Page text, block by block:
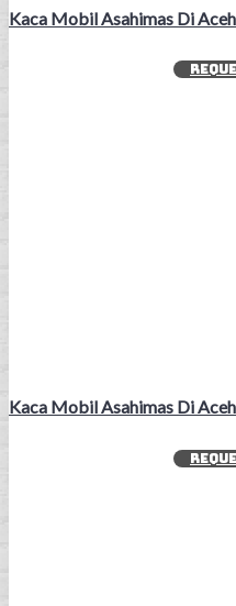
Kaca Mobil Asahimas Di
Kaca Mobil Asahimas Di